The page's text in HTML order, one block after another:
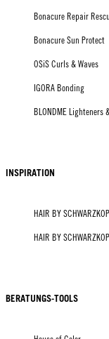
Bonacure Repair
Bonacure Sun Protect
OSiS Curls & Waves
IGORA Bonding
BLONDME Lighteners
INSPIRATION
HAIR BY
HAIR BY
BERATUNGS-TOOLS